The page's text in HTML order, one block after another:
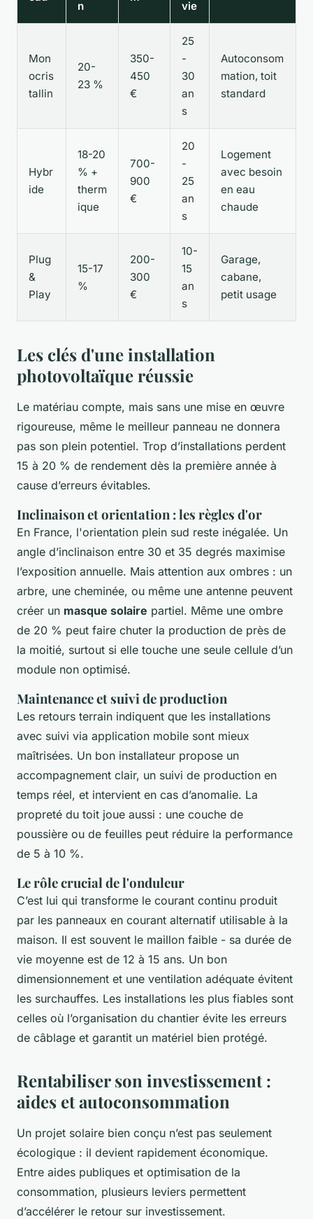
n vie
Mon
ocris
tallin
20-
23 %
350-
450
€
25
-
30
an
s
Autoconsom
mation, toit
standard
Hybr
ide
18-20
% +
therm
ique
700-
900
€
20
-
25
an
s
Logement
avec besoin
en eau
chaude
Plug
&
Play
15-17
%
200-
300
€
10-
15
an
s
Garage,
cabane,
petit usage
Les clés d'une installation
photovoltaïque réussie
Le matériau compte, mais sans une mise en œuvre
rigoureuse, même le meilleur panneau ne donnera
pas son plein potentiel. Trop d’installations perdent
15 à 20 % de rendement dès la première année à
cause d’erreurs évitables.
Inclinaison et orientation : les règles d'or
En France, l'orientation plein sud reste inégalée. Un
angle d’inclinaison entre 30 et 35 degrés maximise
l’exposition annuelle. Mais attention aux ombres : un
arbre, une cheminée, ou même une antenne peuvent
créer un masque solaire partiel. Même une ombre
de 20 % peut faire chuter la production de près de
la moitié, surtout si elle touche une seule cellule d’un
module non optimisé.
Maintenance et suivi de production
Les retours terrain indiquent que les installations
avec suivi via application mobile sont mieux
maîtrisées. Un bon installateur propose un
accompagnement clair, un suivi de production en
temps réel, et intervient en cas d’anomalie. La
propreté du toit joue aussi : une couche de
poussière ou de feuilles peut réduire la performance
de 5 à 10 %.
Le rôle crucial de l'onduleur
C’est lui qui transforme le courant continu produit
par les panneaux en courant alternatif utilisable à la
maison. Il est souvent le maillon faible - sa durée de
vie moyenne est de 12 à 15 ans. Un bon
dimensionnement et une ventilation adéquate évitent
les surchauffes. Les installations les plus fiables sont
celles où l’organisation du chantier évite les erreurs
de câblage et garantit un matériel bien protégé.
Rentabiliser son investissement :
aides et autoconsommation
Un projet solaire bien conçu n’est pas seulement
écologique : il devient rapidement économique.
Entre aides publiques et optimisation de la
consommation, plusieurs leviers permettent
d’accélérer le retour sur investissement.